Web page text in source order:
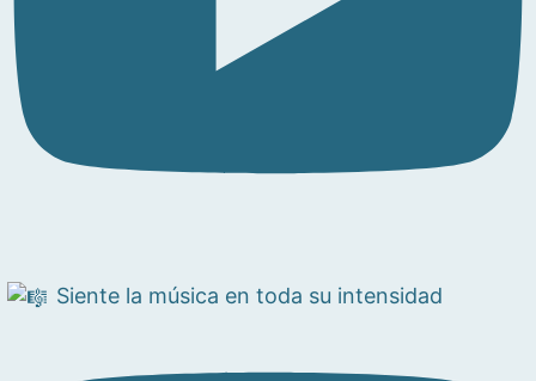
Siente la música en toda su intensidad